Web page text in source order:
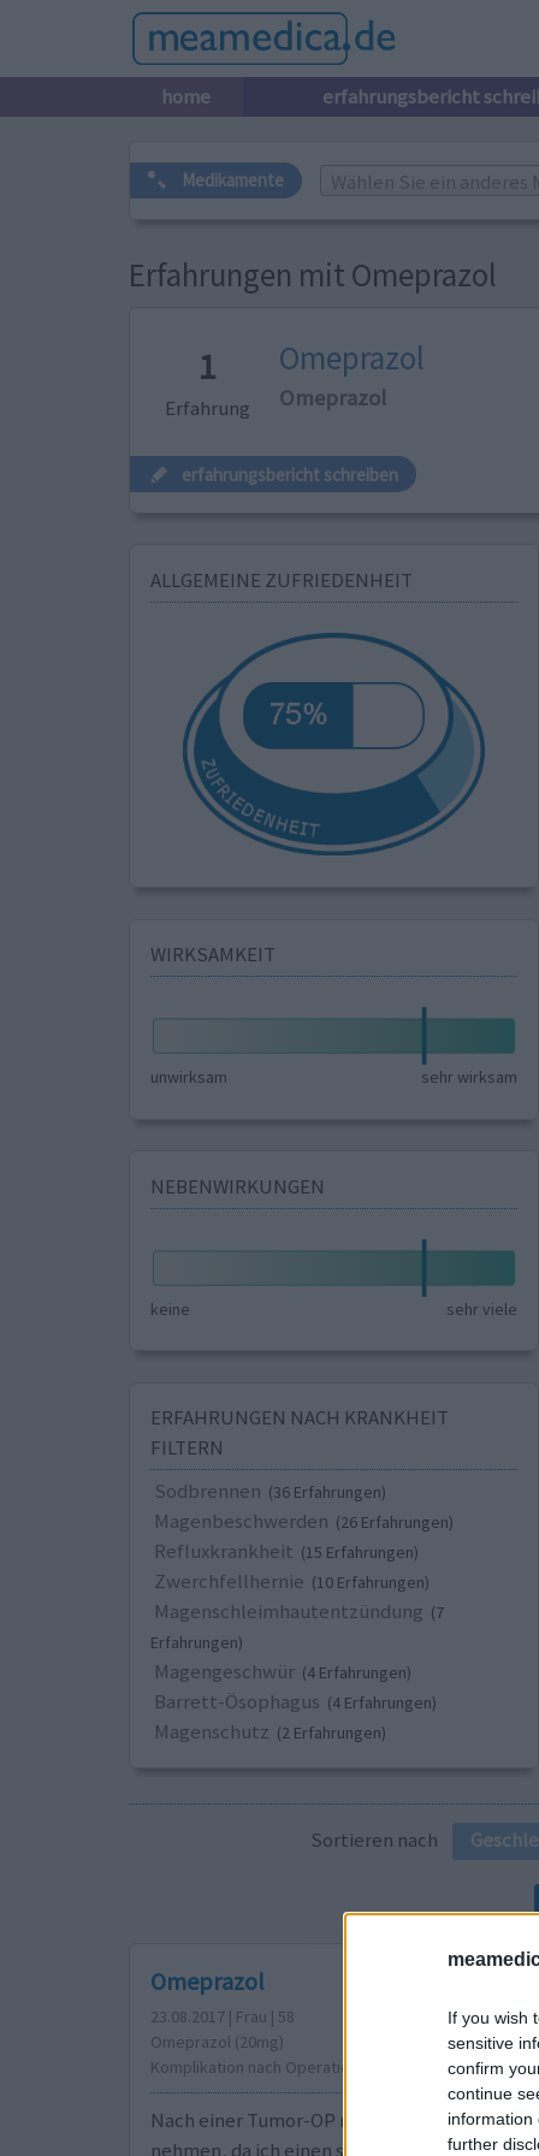
If you wish
sensitive
confirm
continue
information
further
home erfahrungsbericht
Medikamente Wählen Sie ein anderes
Erfahrungen mit Omeprazol
1
Erfahrung
Omeprazol
Omeprazol
erfahrungsbericht schreiben
ALLGEMEINE ZUFRIEDENHEIT
WIRKSAMKEIT
unwirksam sehr wirksam
NEBENWIRKUNGEN
keine sehr viele
ERFAHRUNGEN NACH KRANKHEIT
FILTERN
Sodbrennen (36 Erfahrungen)
Magenbeschwerden (26 Erfahrungen)
Refluxkrankheit (15 Erfahrungen)
Zwerchfellhernie (10 Erfahrungen)
Magenschleimhautentzündung (7
Erfahrungen)
Magengeschwür (4 Erfahrungen)
Barrett-Ösophagus (4 Erfahrungen)
Magenschutz (2 Erfahrungen)
Sortieren nach
Omeprazol
23.08.2017 | Frau | 58
Omeprazol (20mg)
Komplikation nach Operation
Nach einer Tumor-OP muss ich täglich 100
nehmen, da ich einen s. g. Stent in die